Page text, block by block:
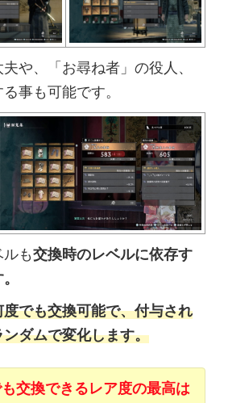
や、「お尋ね者」の役人、
事も可能です。
も交換時のレベルに依存す
でも交換可能で、付与され
ダムで変化します。
交換できるレア度の最高は